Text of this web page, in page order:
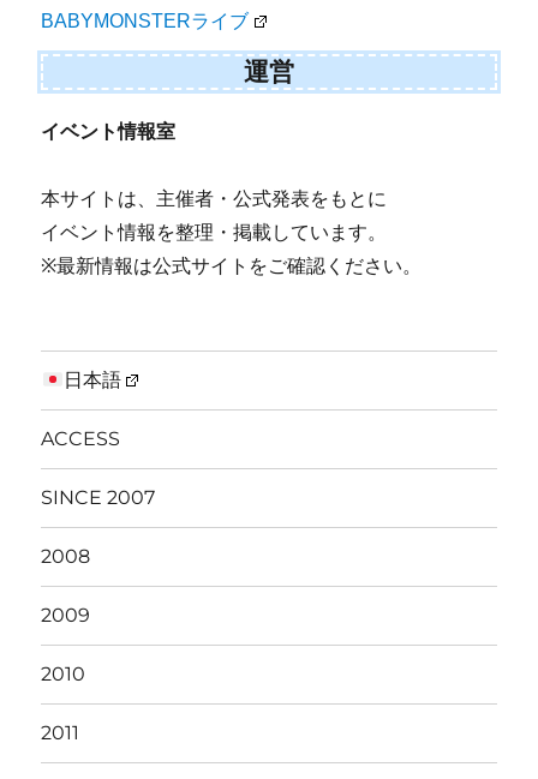
BABYMONSTERライブ
運営
イベント情報室
本サイトは、主催者・公式発表をもとに
イベント情報を整理・掲載しています。
※最新情報は公式サイトをご確認ください。
日本語
ACCESS
SINCE 2007
2008
2009
2010
2011